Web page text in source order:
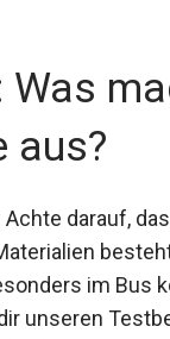
Was
aus?
Achte darauf,
im Bus
unseren